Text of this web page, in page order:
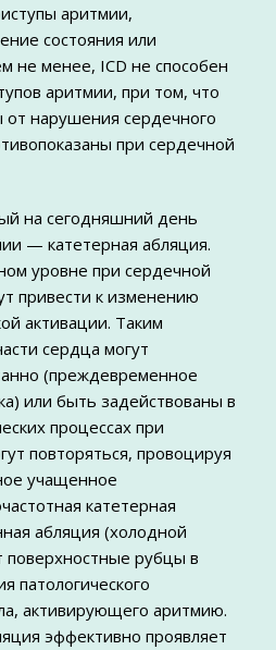
аритмии,
состояния или
не менее, ICD не способен
аритмии, при том, что
нарушения сердечного
при сердечной
на сегодняшний день
— катетерная абляция.
уровне при сердечной
привести к изменению
активации. Таким
сердца могут
(преждевременное
или быть задействованы в
процессах при
повторяться, провоцируя
учащенное
катетерная
абляция (холодной
рубцы в
патологического
активирующего аритмию.
эффективно проявляет